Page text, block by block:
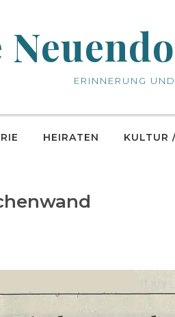
ERINNERUNG
HEIRATEN KULTUR